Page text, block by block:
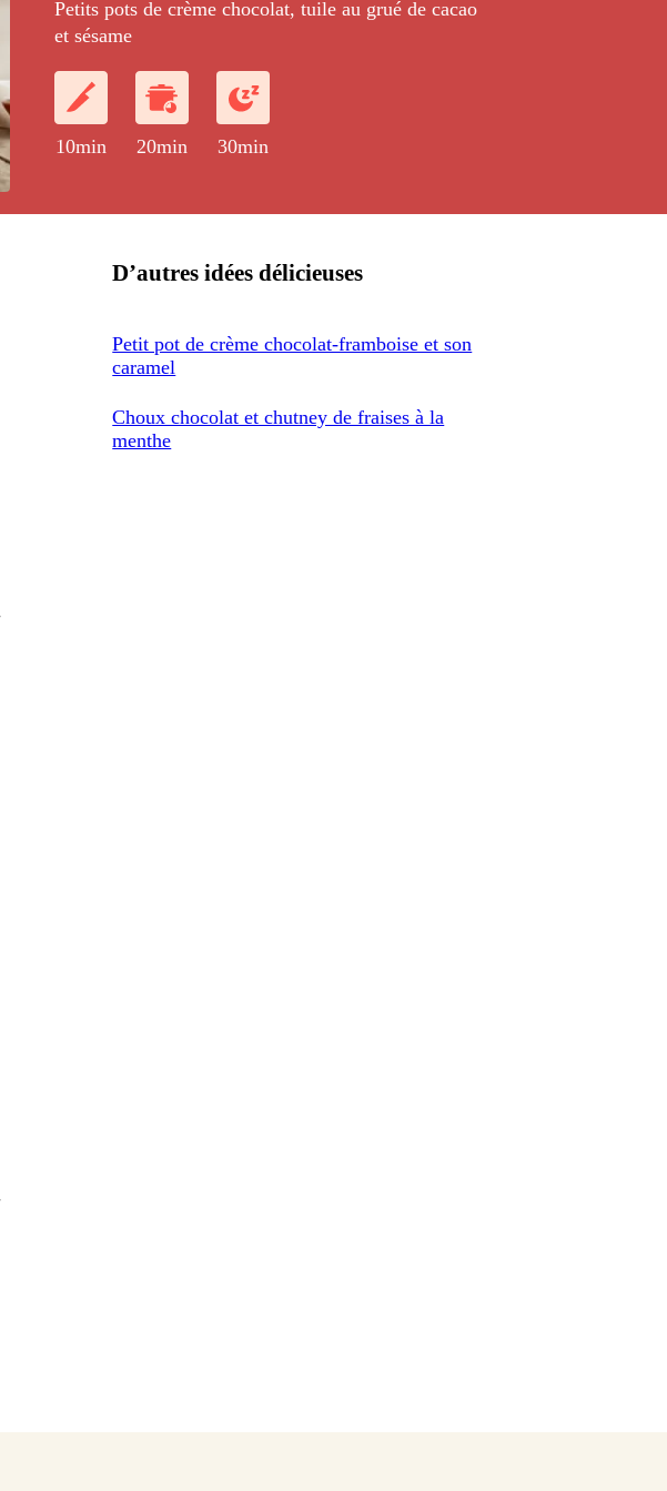
Petits pots de crème chocolat, tuile au grué de cacao
et sésame
10min 20min 30min
D’autres idées délicieuses
Petit pot de crème chocolat-framboise et son
caramel
Choux chocolat et chutney de fraises à la
menthe